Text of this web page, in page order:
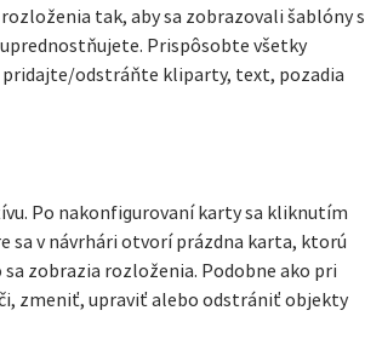
tak, aby sa zobrazovali šablóny s
Prispôsobte všetky
odstráňte kliparty, text, pozadia
Po nakonfigurovaní karty sa kliknutím
sa v návrhári otvorí prázdna karta, ktorú
zobrazia rozloženia. Podobne ako pri
zmeniť, upraviť alebo odstrániť objekty